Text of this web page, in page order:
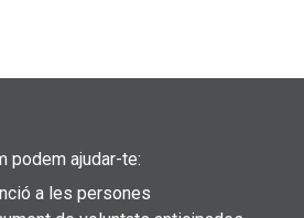
podem ajudar-te:
a les persones